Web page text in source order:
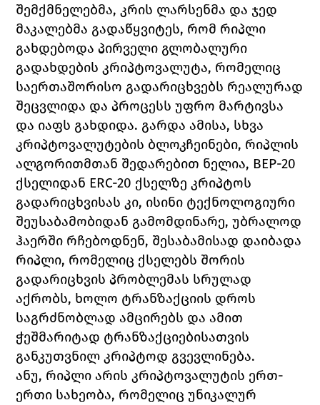
შემქმნელებმა, კრის ლარსენმა და ჯედ
მაკალებმა გადაწყვიტეს, რომ რიპლი
გახდებოდა პირველი გლობალური
გადახდების კრიპტოვალუტა, რომელიც
საერთაშორისო გადარიცხვებს რეალურად
შეცვლიდა და პროცესს უფრო მარტივსა
და იაფს გახდიდა. გარდა ამისა, სხვა
კრიპტოვალუტების ბლოკჩეინები, რიპლის
ალგორითმთან შედარებით ნელია, BEP-20
ქსელიდან ERC-20 ქსელზე კრიპტოს
გადარიცხვისას კი, ისინი ტექნოლოგიური
შეუსაბამობიდან გამომდინარე, უბრალოდ
ჰაერში რჩებოდნენ, შესაბამისად დაიბადა
რიპლი, რომელიც ქსელებს შორის
გადარიცხვის პრობლემას სრულად
აქრობს, ხოლო ტრანზაქციის დროს
საგრძნობლად ამცირებს და ამით
ჭეშმარიტად ტრანზაქციებისათვის
განკუთვნილ კრიპტოდ გვევლინება.
ანუ, რიპლი არის კრიპტოვალუტის ერთ-
ერთი სახეობა, რომელიც უნიკალურ